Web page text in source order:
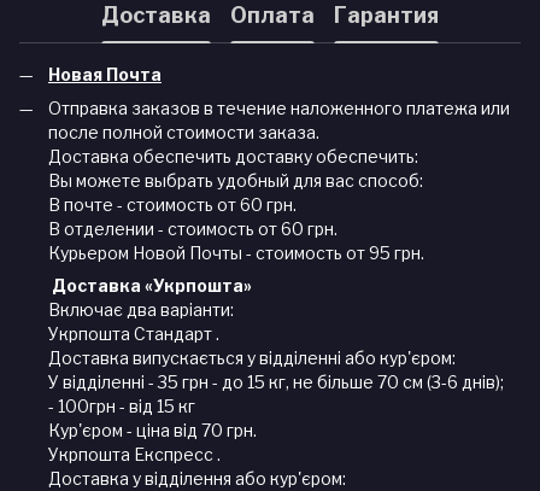
Доставка Оплата Гарантия
Новая Почта
Отправка заказов в течение наложенного платежа или
после полной стоимости заказа.
Доставка обеспечить доставку обеспечить:
Вы можете выбрать удобный для вас способ:
В почте - стоимость от 60 грн.
В отделении - стоимость от 60 грн.
Курьером Новой Почты - стоимость от 95 грн.
Доставка «Укрпошта»
Включає два варіанти:
Укрпошта Стандарт .
Доставка випускається у відділенні або кур'єром:
У відділенні - 35 грн - до 15 кг, не більше 70 см (3-6 днів);
- 100грн - від 15 кг
Кур'єром - ціна від 70 грн.
Укрпошта Експресс .
Доставка у відділення або кур'єром: